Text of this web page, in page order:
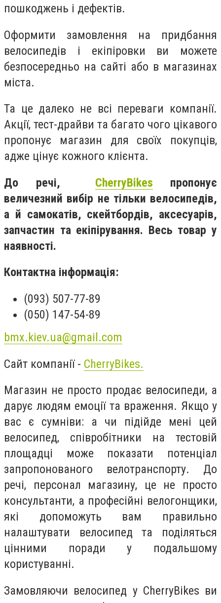
пошкоджень і дефектів.
Оформити замовлення на придбання
велосипедів і екіпіровки ви можете
безпосередньо на сайті або в магазинах
міста.
Та це далеко не всі переваги компанії.
Акції, тест-драйви та багато чого цікавого
пропонує магазин для своїх покупців,
адже цінує кожного клієнта.
До речі, CherryBikes пропонує
величезний вибір не тільки велосипедів,
а й самокатів, скейтбордів, аксесуарів,
запчастин та екіпірування. Весь товар у
наявності.
Контактна інформація:
(093) 507-77-89
(050) 147-54-89
bmx.kiev.ua@gmail.com
Сайт компанії - CherryBikes.
Магазин не просто продає велосипеди, а
дарує людям емоції та враження. Якщо у
вас є сумніви: а чи підійде мені цей
велосипед, співробітники на тестовій
площадці може показати потенціал
запропонованого велотранспорту. До
речі, персонал магазину, це не просто
консультанти, а професійні велогонщики,
які допоможуть вам правильно
налаштувати велосипед та поділяться
цінними поради у подальшому
користуванні.
Замовляючи велосипед у CherryBikes ви